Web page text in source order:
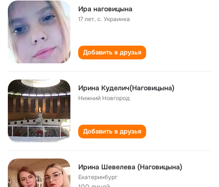
Ира наговицына
17 лет,с. Украинка
Добавить в друзья
Ирина Куделич(Наговицына)
Нижний Новгород
Добавить в друзья
Ирина Шевелева (Наговицына)
Екатеринбург